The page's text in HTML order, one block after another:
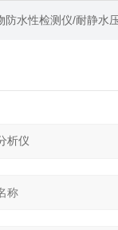
防水性检测仪/耐静水